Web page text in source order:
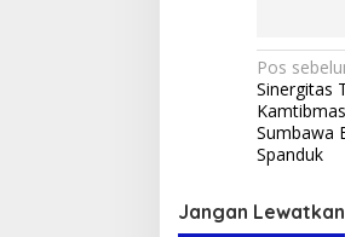
pos
Pos
Sinergitas
Sumbawa
Spanduk
Jangan Lewatkan